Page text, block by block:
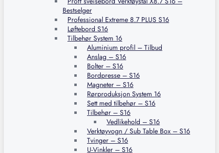
Bestselger
Professional Extreme 8.7 PLUS S16
Løftebord S16
Tilbehør System 16
Aluminium profil – Tilbud
Anslag – S16
Bolter – S16
Bordpresse – S16
Magneter – S16
Rørproduksjon System 16
Sett med tilbehør – S16
Tilbehør – S16
Vedlikehold – S16
Verktøyvogn / Sub Table Box – S16
Tvinger – S16
U-Vinkler – S16